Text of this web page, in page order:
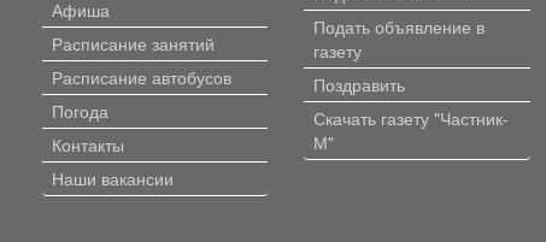
Афиша
Расписание занятий
Расписание автобусов
Погода
Контакты
Наши вакансии
Подать объявление в
газету
Поздравить
Скачать газету "Частник-
М"